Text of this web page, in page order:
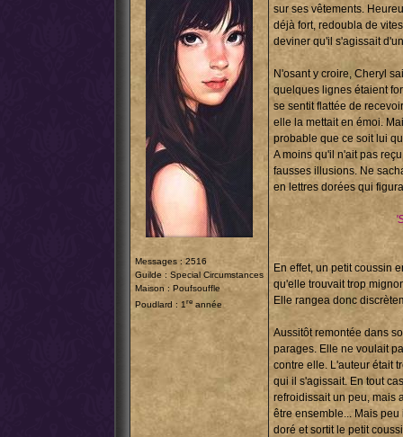
Messages : 2516
Guilde : Special Circumstances
Maison : Poufsouffle
Poudlard : 1re année
sur ses vêtements.
déjà fort, redoubla de
deviner qu'il s'agissait
N'osant y croire, Cheryl
quelques lignes étaient
se sentit flattée de
elle la mettait en émoi.
probable que ce soit lui
A moins qu'il n'ait pas
fausses illusions. Ne
en lettres dorées qui
En effet, un petit coussin
qu'elle trouvait trop
Elle rangea donc
Aussitôt remontée dans
parages. Elle ne voulait
contre elle. L'auteur était
qui il s'agissait. En tout
refroidissait un peu, mais
être ensemble... Mais
doré et sortit le petit